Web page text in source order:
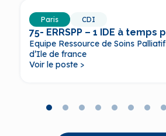
Paris CDI
75- ERRSPP – 1 IDE à temps
Equipe Ressource de Soins
d’Ile de france
Voir le poste >